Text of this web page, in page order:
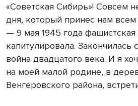
«Советская Сибирь»! Совсем
дня, который принес нам
— 9 мая 1945 года фашистская
капитулировала. Закончилась
война двадцатого века. И я
на моей малой родине, в
Венгеровского района,